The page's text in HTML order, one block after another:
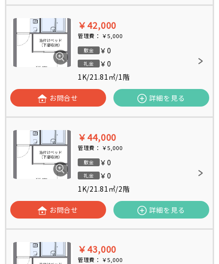
￥42,000
管理費： ￥5,000
敷金 ￥0
礼金
￥0
1K/21.81㎡/1階
お問合せ 詳細を見る
￥44,000
管理費： ￥5,000
敷金 ￥0
礼金
￥0
1K/21.81㎡/2階
お問合せ 詳細を見る
￥43,000
管理費： ￥5,000